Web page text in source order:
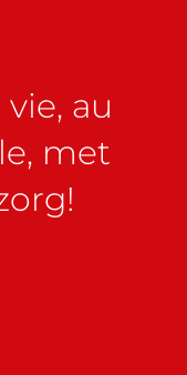
au
met